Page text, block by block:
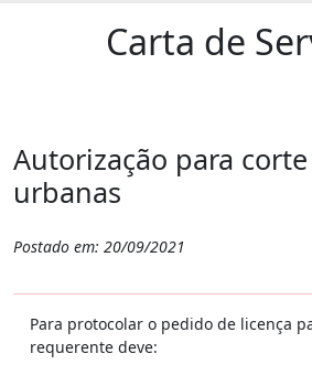
Carta de
Autorização para
urbanas
Postado em: 20/09/2021
Para protocolar o pedido de licença
requerente deve: